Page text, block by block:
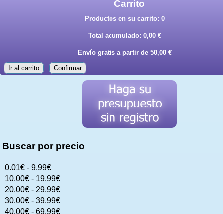
Carrito
Productos en su carrito: 0
Total acumulado: 0,00 €
Envío gratis a partir de 50,00 €
Ir al carrito Confirmar
Buscar por precio
0.01€ - 9.99€
10.00€ - 19.99€
20.00€ - 29.99€
30.00€ - 39.99€
40.00€ - 69.99€